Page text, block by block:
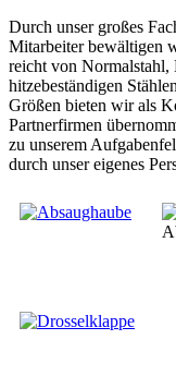
Durch unser großes
Mitarbeiter bewältigen
reicht von Normalstahl,
hitzebeständigen
Größen bieten wir als
Partnerfirmen
zu unserem
durch unser eigenes